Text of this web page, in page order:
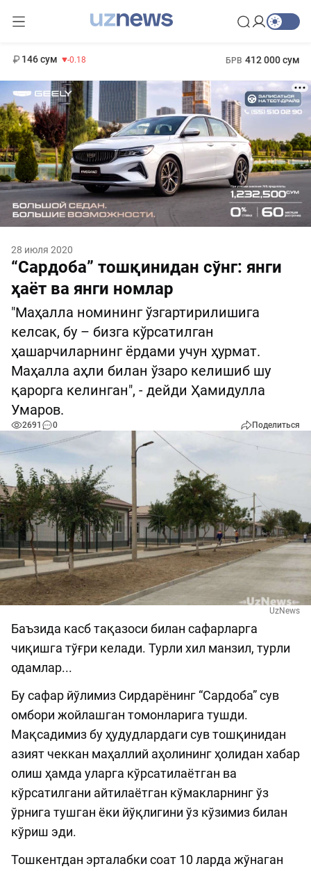
11 916 сум 1 271 000 сум
28 июля 2020
“Сардоба” тошқинидан сўнг: янги
ҳаёт ва янги номлар
"Маҳалла номининг ўзгартирилишига
келсак, бу – бизга кўрсатилган
ҳашарчиларнинг ёрдами учун ҳурмат.
Маҳалла аҳли билан ўзаро келишиб шу
қарорга келинган", - дейди Ҳамидулла
Умаров.
2691 0 Поделиться
UzNews
Баъзида касб тақазоси билан сафарларга
чиқишга тўғри келади. Турли хил манзил, турли
одамлар...
Бу сафар йўлимиз Сирдарёнинг “Сардоба” сув
омбори жойлашган томонларига тушди.
Мақсадимиз бу ҳудудлардаги сув тошқинидан
азият чеккан маҳаллий аҳолининг ҳолидан хабар
олиш ҳамда уларга кўрсатилаётган ва
кўрсатилгани айтилаётган кўмакларнинг ўз
ўрнига тушган ёки йўқлигини ўз кўзимиз билан
кўриш эди.
Тошкентдан эрталабки соат 10 ларда жўнаган